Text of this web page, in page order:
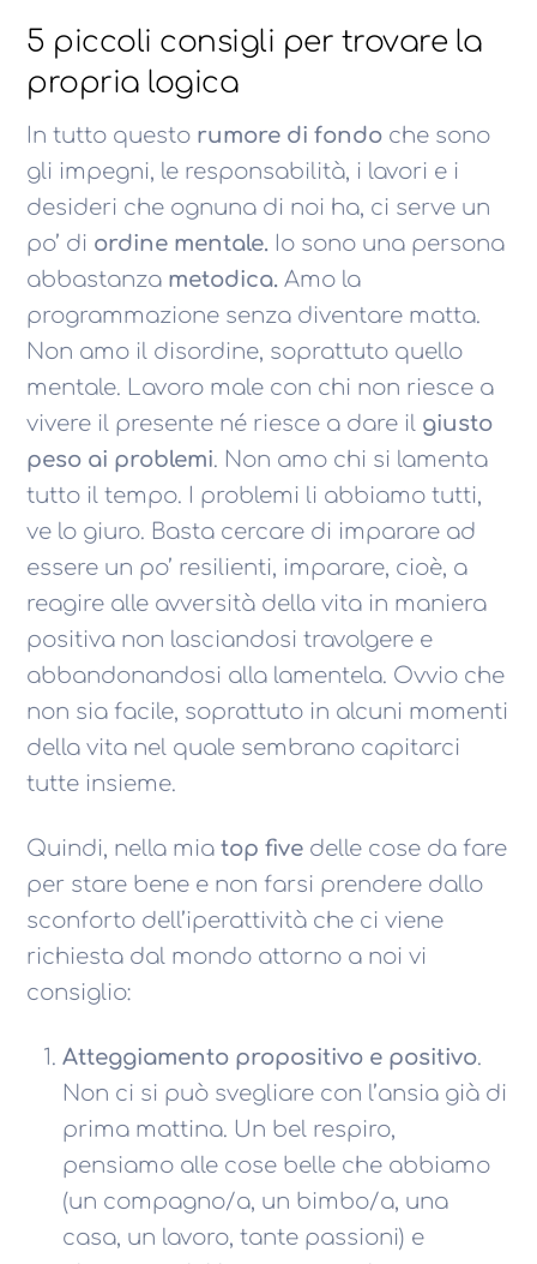
5 piccoli consigli per trovare la
propria logica
In tutto questo rumore di fondo che sono
gli impegni, le responsabilità, i lavori e i
desideri che ognuna di noi ha, ci serve un
po’ di ordine mentale. Io sono una persona
abbastanza metodica. Amo la
programmazione senza diventare matta.
Non amo il disordine, soprattuto quello
mentale. Lavoro male con chi non riesce a
vivere il presente né riesce a dare il giusto
peso ai problemi. Non amo chi si lamenta
tutto il tempo. I problemi li abbiamo tutti,
ve lo giuro. Basta cercare di imparare ad
essere un po’ resilienti, imparare, cioè, a
reagire alle avversità della vita in maniera
positiva non lasciandosi travolgere e
abbandonandosi alla lamentela. Ovvio che
non sia facile, soprattuto in alcuni momenti
della vita nel quale sembrano capitarci
tutte insieme.
Quindi, nella miatop five delle cose da fare
per stare bene e non farsi prendere dallo
sconforto dell’iperattività che ci viene
richiesta dal mondo attorno a noi vi
consiglio:
Atteggiamento propositivo e positivo.
Non ci si può svegliare con l’ansia già di
prima mattina. Un bel respiro,
pensiamo alle cose belle che abbiamo
(un compagno/a, un bimbo/a, una
casa, un lavoro, tante passioni) e